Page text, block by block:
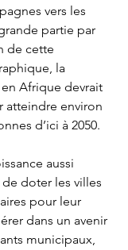
vers les
partie par
de cette
la
Afrique devrait
atteindre environ
d’ici à 2050.
aussi
doter les villes
pour leur
dans un avenir
municipaux,